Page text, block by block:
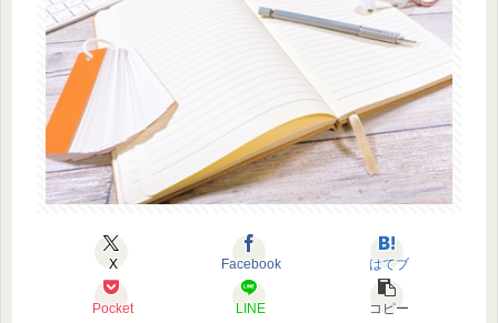
X Facebook はてブ
Pocket LINE コピー